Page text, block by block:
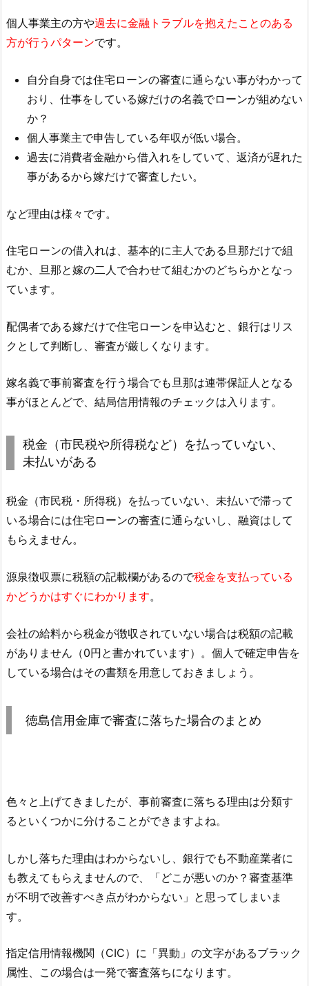
個人事業主の方や過去に金融トラブルを抱えたことのある
方が行うパターンです。
自分自身では住宅ローンの審査に通らない事がわかって
おり、仕事をしている嫁だけの名義でローンが組めない
か？
個人事業主で申告している年収が低い場合。
過去に消費者金融から借入れをしていて、返済が遅れた
事があるから嫁だけで審査したい。
など理由は様々です。
住宅ローンの借入れは、基本的に主人である旦那だけで組
むか、旦那と嫁の二人で合わせて組むかのどちらかとなっ
ています。
配偶者である嫁だけで住宅ローンを申込むと、銀行はリス
クとして判断し、審査が厳しくなります。
嫁名義で事前審査を行う場合でも旦那は連帯保証人となる
事がほとんどで、結局信用情報のチェックは入ります。
税金（市民税や所得税など）を払っていない、
未払いがある
税金（市民税・所得税）を払っていない、未払いで滞って
いる場合には住宅ローンの審査に通らないし、融資はして
もらえません。
源泉徴収票に税額の記載欄があるので税金を支払っている
かどうかはすぐにわかります。
会社の給料から税金が徴収されていない場合は税額の記載
がありません（0円と書かれています）。個人で確定申告を
している場合はその書類を用意しておきましょう。
徳島信用金庫で審査に落ちた場合のまとめ
色々と上げてきましたが、事前審査に落ちる理由は分類す
るといくつかに分けることができますよね。
しかし落ちた理由はわからないし、銀行でも不動産業者に
も教えてもらえませんので、「どこが悪いのか？審査基準
が不明で改善すべき点がわからない」と思ってしまいま
す。
指定信用情報機関（CIC）に「異動」の文字があるブラック
属性、この場合は一発で審査落ちになります。